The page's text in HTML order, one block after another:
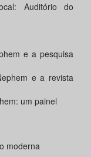
Auditório do
e a pesquisa
e a revista
um painel
moderna